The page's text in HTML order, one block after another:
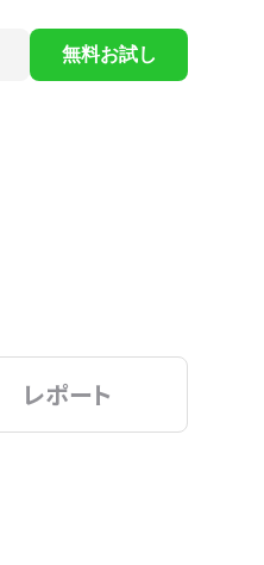
無料お試し
レポート